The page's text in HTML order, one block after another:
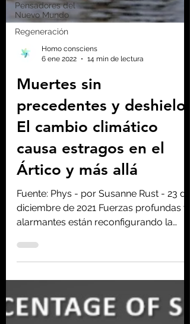
Pensadores del
Nuevo Mundo
Regeneración
Homo consciens
14 min de lectura
Muertes sin
precedentes y deshielo:
El cambio climático
causa estragos en el
Ártico y más allá
Fuente: Phys - por Susanne Rust - 23 de
diciembre de 2021 Fuerzas profundas y
alarmantes están reconfigurando la